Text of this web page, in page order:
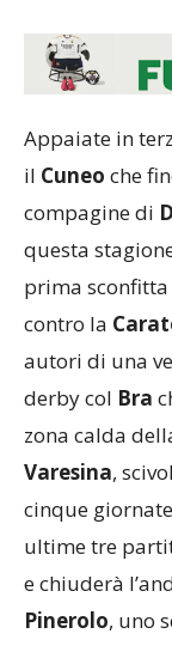
Appaiate in
che
compagine di
questa
prima sconfitta
autori di una
derby col
zona calda
,
cinque
ultime tre
e chiuderà
, uno